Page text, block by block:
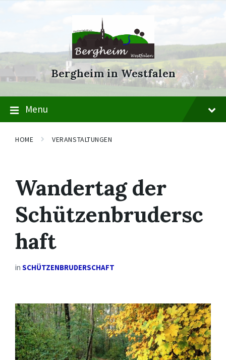
Skip
Skip
Skip
Bergheim in Westfalen
Menu
HOME VERANSTALTUNGEN
Wandertag der
Schützenbrudersc
haft
in SCHÜTZENBRUDERSCHAFT